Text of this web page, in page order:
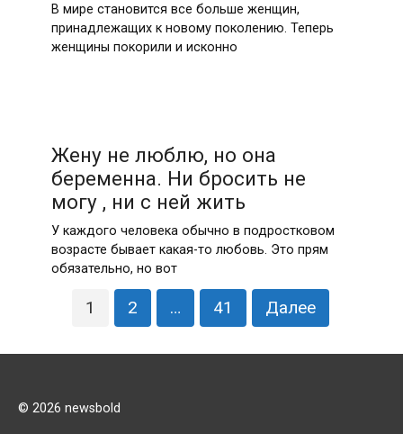
В мире становится все больше женщин,
принадлежащих к новому поколению. Теперь
женщины покорили и исконно
Жену не люблю, но она
беременна. Ни бросить не
могу , ни с ней жить
У каждого человека обычно в подростковом
возрасте бывает какая-то любовь. Это прям
обязательно, но вот
1 2 … 41 Далее
© 2026 newsbold